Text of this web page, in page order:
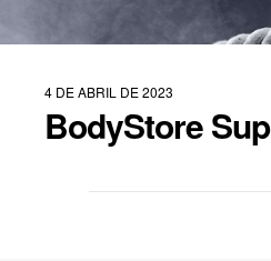
4 DE ABRIL DE 2023
BodyStore